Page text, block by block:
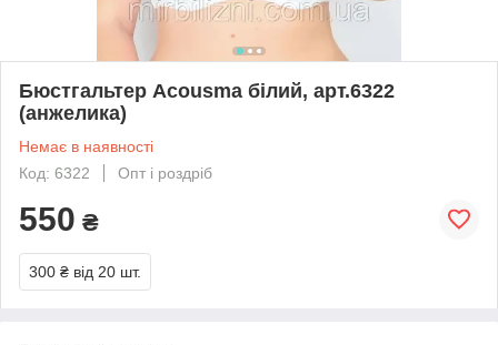
Бюстгальтер Acousma білий, арт.6322
(анжелика)
Немає в наявності
Код: 6322
Опт і роздріб
550 ₴
300 ₴ від 20 шт.